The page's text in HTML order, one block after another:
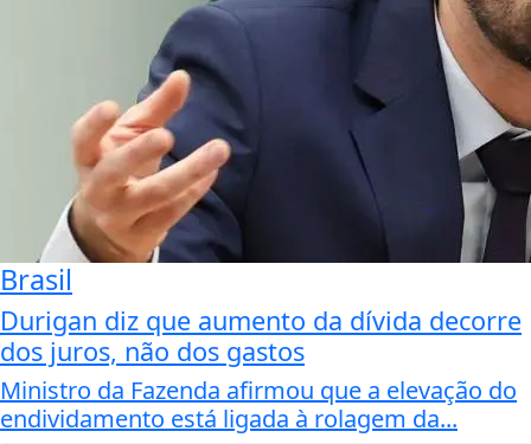
Brasil
Durigan diz que aumento da dívida decorre
dos juros, não dos gastos
Ministro da Fazenda afirmou que a elevação do
endividamento está ligada à rolagem da...